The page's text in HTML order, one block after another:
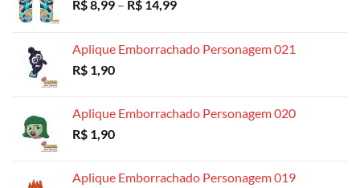
R$8,99 – R$ 14,99Faixa
R$ 8,99
Aplique Emborrachado Personagem 021
R$ 1,90
Aplique Emborrachado Personagem 020
R$ 1,90
Aplique Emborrachado Personagem 019